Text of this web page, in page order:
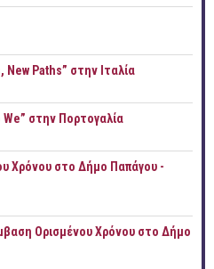
Paths” στην Ιταλία
στην Πορτογαλία
Χρόνου στο Δήμο Παπάγου -
Ορισμένου Χρόνου στο Δήμο